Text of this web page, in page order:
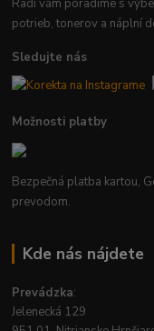
Radi vám poradíme s
potrieb, tonerov a náplní
Sledujte nás
Možnosti platby
Bezpečná platba kartou,
prevodom.
Kde nás nájdete
Prevádzka:
Jelenecká 129